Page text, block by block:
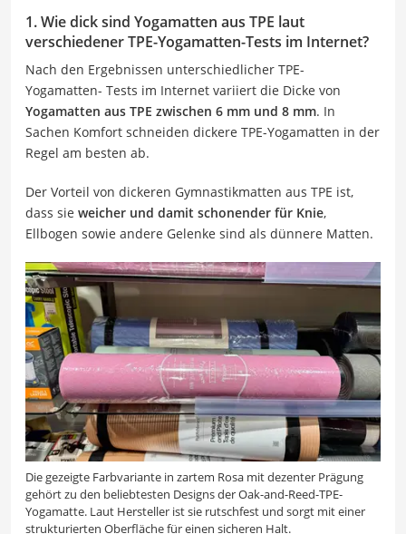
1. Wie dick sind Yogamatten aus TPE laut
verschiedener TPE-Yogamatten-Tests im Internet?
Nach den Ergebnissen unterschiedlicher TPE-
Yogamatten- Tests im Internet variiert die Dicke von
Yogamatten aus TPE zwischen 6 mm und 8 mm. In
Sachen Komfort schneiden dickere TPE-Yogamatten in der
Regel am besten ab.
Der Vorteil von dickeren Gymnastikmatten aus TPE ist,
dass sie weicher und damit schonender für Knie,
Ellbogen sowie andere Gelenke sind als dünnere Matten.
Die gezeigte Farbvariante in zartem Rosa mit dezenter Prägung
gehört zu den beliebtesten Designs der Oak-and-Reed-TPE-
Yogamatte. Laut Hersteller ist sie rutschfest und sorgt mit einer
strukturierten Oberfläche für einen sicheren Halt.